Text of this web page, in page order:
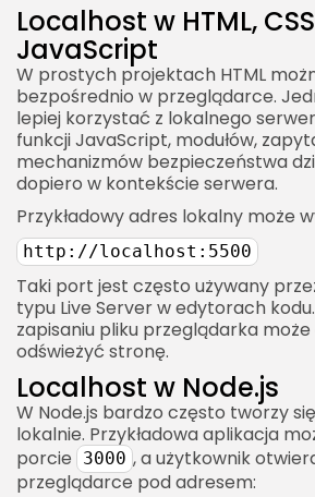
Localhost w HTML,
JavaScript
W prostych projektach HTML
bezpośrednio w przeglądarce.
lepiej korzystać z lokalnego
funkcji JavaScript, modułów,
mechanizmów bezpieczeństwa
dopiero w kontekście serwera.
Przykładowy adres lokalny może
http://localhost:5500
Taki port jest często używany
typu Live Server w edytorach
zapisaniu pliku przeglądarka
odświeżyć stronę.
Localhost w Node.js
W Node.js bardzo często tworzy
lokalnie. Przykładowa aplikacja
porcie
3000 , a użytkownik
przeglądarce pod adresem: